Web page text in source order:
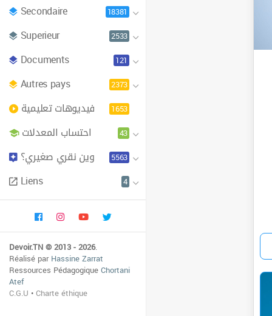
Secondaire 18381
Superieur 2533
Documents 121
Autres pays 2373
فيديوهات تعليمية 1653
احتساب المعدلات 43
وين نقري صغيري؟ 5563
Liens 4
Devoir.TN © 2013 - 2026.
Réalisé parHassine Zarrat
Ressources PédagogiqueChortani
Atef
C.G.U •Charte éthique